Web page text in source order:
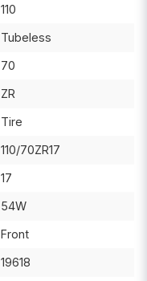
110
Tubeless
70
ZR
Tire
110/70ZR17
17
54W
Front
19618